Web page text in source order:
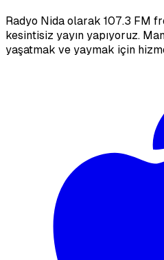
Radyo Nida olarak 107.3 FM
kesintisiz yayın yapıyoruz.
yaşatmak ve yaymak için